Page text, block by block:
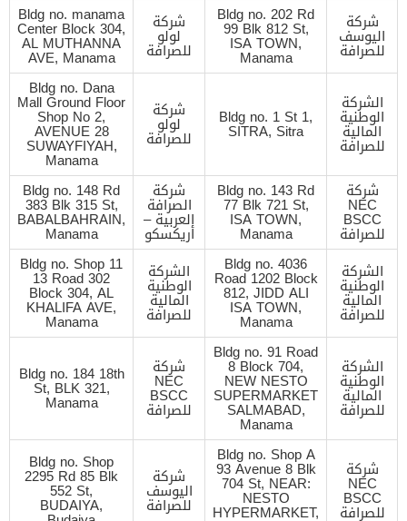
شركة
اليوسف
للصرافة
Bldg no. 202 Rd
99 Blk 812 St,
ISA TOWN,
Manama
شركة
لولو
للصرافة
Bldg no. manama
Center Block 304,
AL MUTHANNA
AVE, Manama
الشركة
الوطنية
المالية
للصرافة
Bldg no. 1 St 1,
SITRA, Sitra
شركة
لولو
للصرافة
Bldg no. Dana
Mall Ground Floor
Shop No 2,
AVENUE 28
SUWAYFIYAH,
Manama
شركة
NEC
BSCC
للصرافة
Bldg no. 143 Rd
77 Blk 721 St,
ISA TOWN,
Manama
شركة
الصرافة
العربية –
أريكسكو
Bldg no. 148 Rd
383 Blk 315 St,
BABALBAHRAIN,
Manama
الشركة
الوطنية
المالية
للصرافة
Bldg no. 4036
Road 1202 Block
812, JIDD ALI
ISA TOWN,
Manama
الشركة
الوطنية
المالية
للصرافة
Bldg no. Shop 11
13 Road 302
Block 304, AL
KHALIFA AVE,
Manama
الشركة
الوطنية
المالية
للصرافة
Bldg no. 91 Road
8 Block 704,
NEW NESTO
SUPERMARKET
SALMABAD,
Manama
شركة
NEC
BSCC
للصرافة
Bldg no. 184 18th
St, BLK 321,
Manama
شركة
NEC
BSCC
للصرافة
Bldg no. Shop A
93 Avenue 8 Blk
704 St, NEAR:
NESTO
HYPERMARKET,
شركة
اليوسف
للصرافة
Bldg no. Shop
2295 Rd 85 Blk
552 St,
BUDAIYA,